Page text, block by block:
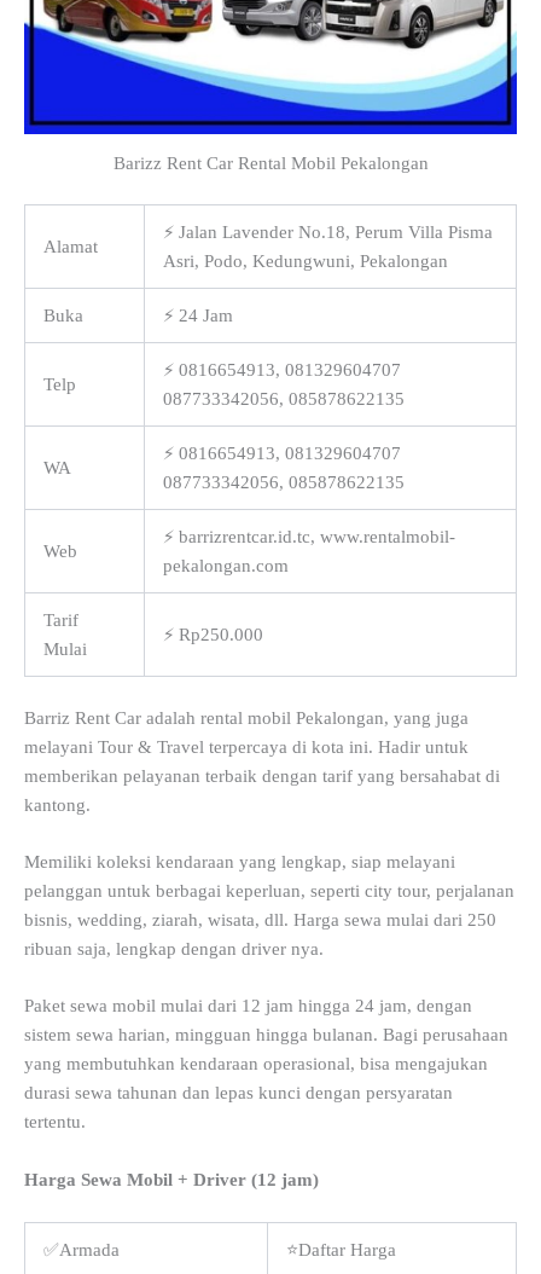
Barizz Rent Car Rental Mobil Pekalongan
Alamat
⚡ Jalan Lavender No.18, Perum Villa Pisma
Asri, Podo, Kedungwuni, Pekalongan
Buka ⚡ 24 Jam
Telp
⚡ 0816654913, 081329604707
087733342056, 085878622135
WA
⚡ 0816654913, 081329604707
087733342056, 085878622135
Web
⚡ barrizrentcar.id.tc, www.rentalmobil-
pekalongan.com
Tarif
Mulai
⚡ Rp250.000
Barriz Rent Car adalah rental mobil Pekalongan, yang juga
melayani Tour & Travel terpercaya di kota ini. Hadir untuk
memberikan pelayanan terbaik dengan tarif yang bersahabat di
kantong.
Memiliki koleksi kendaraan yang lengkap, siap melayani
pelanggan untuk berbagai keperluan, seperti city tour, perjalanan
bisnis, wedding, ziarah, wisata, dll. Harga sewa mulai dari 250
ribuan saja, lengkap dengan driver nya.
Paket sewa mobil mulai dari 12 jam hingga 24 jam, dengan
sistem sewa harian, mingguan hingga bulanan. Bagi perusahaan
yang membutuhkan kendaraan operasional, bisa mengajukan
durasi sewa tahunan dan lepas kunci dengan persyaratan
tertentu.
Harga Sewa Mobil + Driver (12 jam)
✅Armada ⭐Daftar Harga